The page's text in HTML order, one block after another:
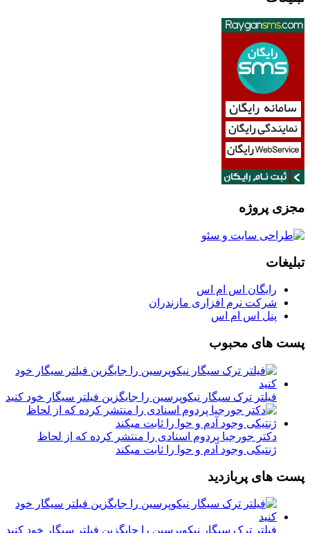
مجزی پروژه
تبلیغات
رایگان اس ام اس
شرکت نرم افزاری مازندران
پنل اس ام اس
پست های محبوب
فیلتر ترک سیگار نیکوپرسین را جایگزین فیلتر سیگار خود کنید
دکتر جورجیا پردوم اسنادی را منتشر کرده که از لحاظ
ژنتیکی وجود آدم و حوا را ثابت میکند
پست های پربازدید
فیلتر ترک سیگار نیکوپرسین را جایگزین فیلتر سیگار خود کنید